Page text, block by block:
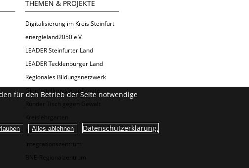
THEMEN & PROJEKTE
Digitalisierung im Kreis Steinfurt
energieland2050 e.V.
LEADER Steinfurter Land
LEADER Tecklenburger Land
Regionales Bildungsnetzwerk
Gleichstellungsbeauftragte
Runder Tisch gegen Gewalt
Kreislehrgarten
Kommunales
Integrationszentrum
BNE-Regionalzentrum
für den Betrieb der Seite notwendige
Datenschutzerklärung.